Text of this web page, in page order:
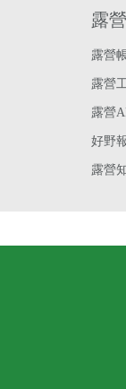
露
露營
露營
露營
好野
露營